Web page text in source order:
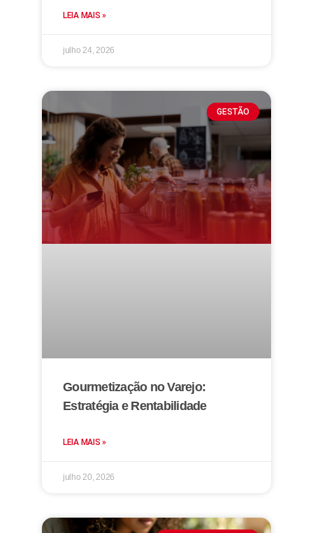
LEIA MAIS »
julho 24, 2026
GESTÃO
Gourmetização no Varejo:
Estratégia e Rentabilidade
LEIA MAIS »
julho 20, 2026